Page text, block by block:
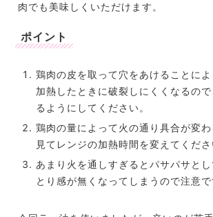
肉でも美味しくいただけます。
ポイント
鶏肉の皮を取って穴をあけることに
加熱したときに破裂しにくくなるの
るようにしてください。
鶏肉の量によって火の通り具合が変
見てレンジの加熱時間を変えてくださ
あまり火を通しすぎるとパサパサと
とり感が無くなってしまうので注意で